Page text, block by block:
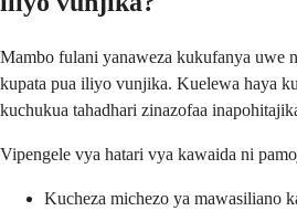
Mambo fulani yanaweza kukufanya uwe
kupata pua iliyo vunjika. Kuelewa haya
kuchukua tahadhari zinazofaa
Vipengele vya hatari vya kawaida ni
Kucheza michezo ya mawasiliano